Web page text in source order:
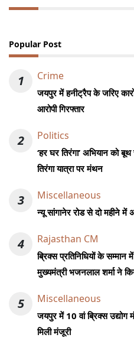
Popular Post
1 Crime
जयपुर में हनीट्रैप के जरिए
आरोपी गिरफ्तार
2 Politics
‘हर घर तिरंगा’ अभियान को
तिरंगा यात्रा पर मंथन
3 Miscellaneous
न्यू सांगानेर रोड से दो महीने में
4 Rajasthan CM
ब्रिक्स प्रतिनिधियों के
मुख्यमंत्री भजनलाल शर्मा ने
5 Miscellaneous
जयपुर में 10 वां ब्रिक्स उद्योग
मिली मंजूरी